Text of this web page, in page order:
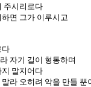
주시리로다
면 그가 이루시고
다
자기 길이 형통하며
말지어다
라 오히려 악을 만들 뿐